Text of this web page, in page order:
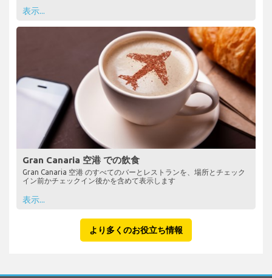
表示...
Gran Canaria 空港 での飲食
Gran Canaria 空港 のすべてのバーとレストランを、場所とチェック
イン前かチェックイン後かを含めて表示します
表示...
より多くのお役立ち情報